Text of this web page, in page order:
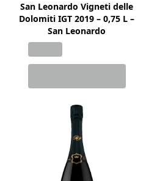
San Leonardo Vigneti delle
Dolomiti IGT 2019 – 0,75 L –
San Leonardo